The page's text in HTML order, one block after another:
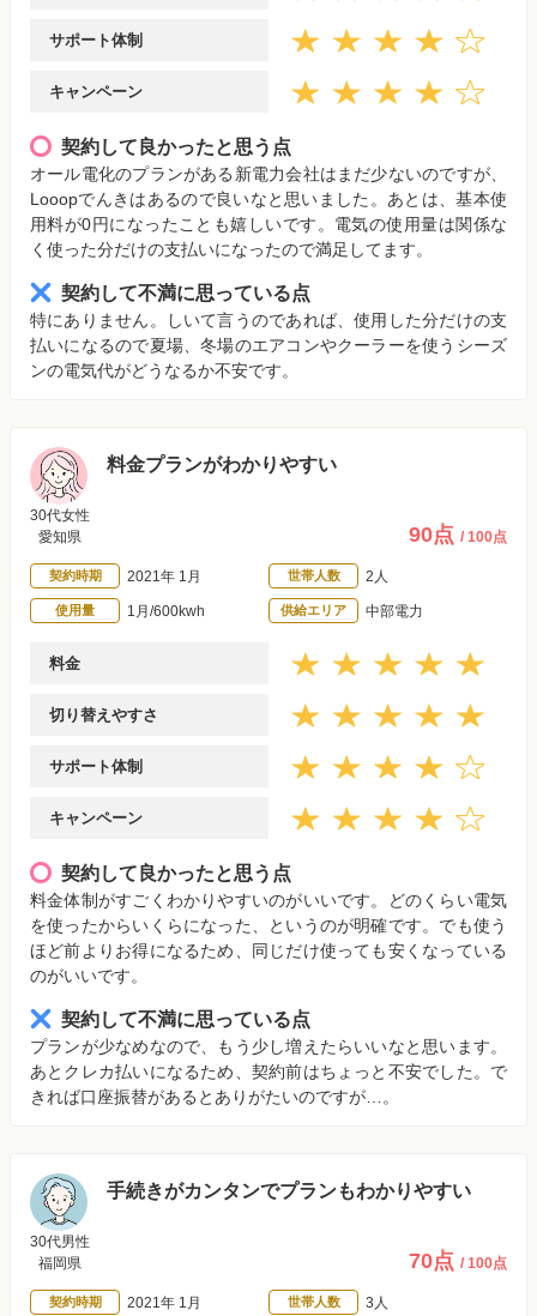
サポート体制
キャンペーン
契約して良かったと思う点
オール電化のプランがある新電力会社はまだ少ないのですが、
Looopでんきはあるので良いなと思いました。あとは、基本使
用料が0円になったことも嬉しいです。電気の使用量は関係な
く使った分だけの支払いになったので満足してます。
契約して不満に思っている点
特にありません。しいて言うのであれば、使用した分だけの支
払いになるので夏場、冬場のエアコンやクーラーを使うシーズ
ンの電気代がどうなるか不安です。
料金プランがわかりやすい
30代女性
愛知県
90点 / 100点
契約時期 2021年 1月 世帯人数 2人
使用量 1月/600kwh 供給エリア 中部電力
料金
切り替えやすさ
サポート体制
キャンペーン
契約して良かったと思う点
料金体制がすごくわかりやすいのがいいです。どのくらい電気
を使ったからいくらになった、というのが明確です。でも使う
ほど前よりお得になるため、同じだけ使っても安くなっている
のがいいです。
契約して不満に思っている点
プランが少なめなので、もう少し増えたらいいなと思います。
あとクレカ払いになるため、契約前はちょっと不安でした。で
きれば口座振替があるとありがたいのですが…。
手続きがカンタンでプランもわかりやすい
30代男性
福岡県
70点 / 100点
契約時期 2021年 1月 世帯人数 3人